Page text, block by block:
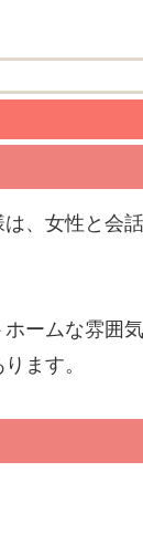
、女性と会
ームな雰囲
ます。